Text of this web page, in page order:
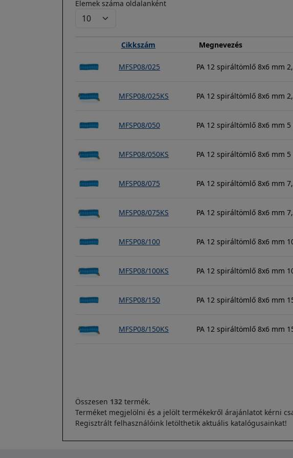
Elemek száma oldalanként
Cikkszám Megnevezés
MFSP08/025 PA 12 spiráltömlő 8x6 mm
MFSP08/025KS PA 12 spiráltömlő 8x6 mm
MFSP08/050 PA 12 spiráltömlő 8x6 mm 5
MFSP08/050KS PA 12 spiráltömlő 8x6 mm
MFSP08/075 PA 12 spiráltömlő 8x6 mm
MFSP08/075KS PA 12 spiráltömlő 8x6 mm
MFSP08/100 PA 12 spiráltömlő 8x6 mm
MFSP08/100KS PA 12 spiráltömlő 8x6 mm
MFSP08/150 PA 12 spiráltömlő 8x6 mm
MFSP08/150KS PA 12 spiráltömlő 8x6 mm
Összesen 132 termék.
Terméket megjelölni és a jelölt termékekről árajánlatot kérni
Regisztrált felhasználóink letölthetik aktuális katalógusainkat!